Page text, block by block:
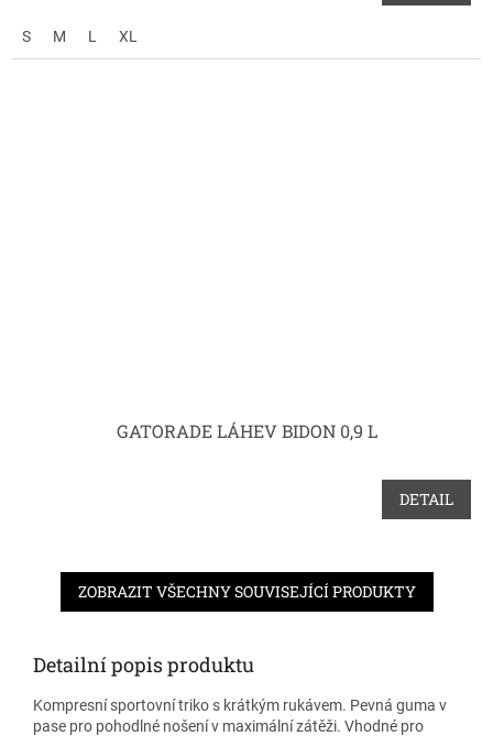
S M L XL
GATORADE LÁHEV BIDON 0,9 L
DETAIL
ZOBRAZIT VŠECHNY SOUVISEJÍCÍ PRODUKTY
Detailní popis produktu
Kompresní sportovní triko s krátkým rukávem. Pevná guma v
pase pro pohodlné nošení v maximální zátěži. Vhodné pro